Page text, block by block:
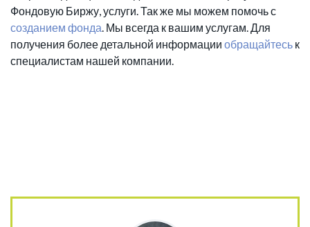
Фондовую Биржу, услуги. Так же мы можем помочь с
созданием фонда. Мы всегда к вашим услугам. Для
получения более детальной информации обращайтесь к
специалистам нашей компании.